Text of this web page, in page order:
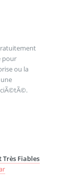
pour
ou la
Fiables